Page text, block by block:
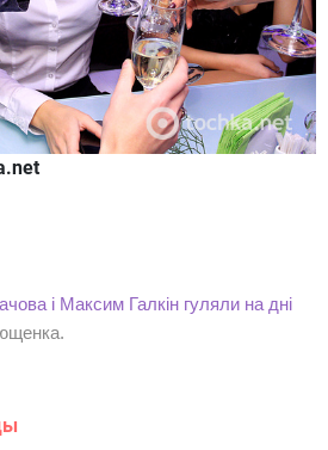
і Максим Галкін гуляли на дні